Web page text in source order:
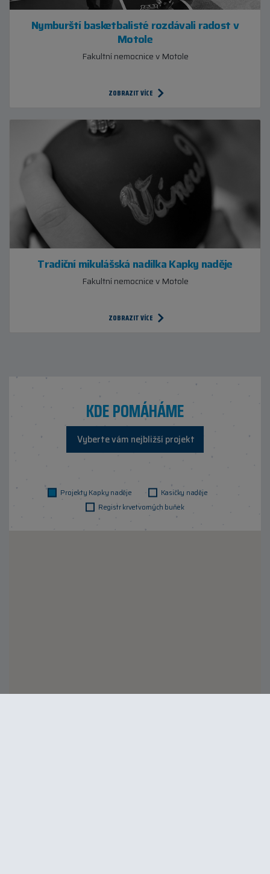
Nymburští basketbalisté rozdávali radost v
Motole
Fakultní nemocnice v Motole
ZOBRAZIT VÍCE
Tradiční mikulášská nadílka Kapky naděje
Fakultní nemocnice v Motole
ZOBRAZIT VÍCE
KDE POMÁHÁME
Vyberte vám nejbližší projekt
Projekty Kapky naděje
Kasičky naděje
Registr krvetvorných buňek